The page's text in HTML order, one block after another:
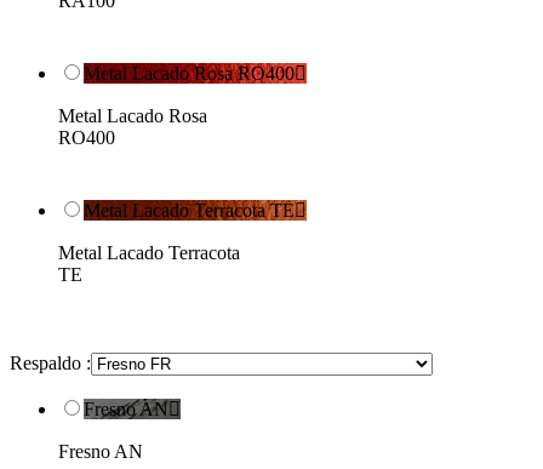
Metal Lacado Rosa RO400
Metal Lacado Rosa
RO400
Metal Lacado Terracota TE
Metal Lacado Terracota
TE
Respaldo :
Fresno AN
Fresno AN